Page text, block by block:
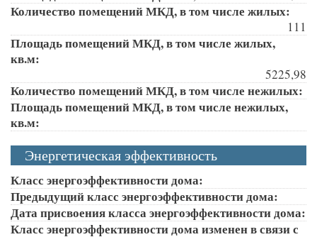
Количество помещений МКД, в том числе жилых:
111
Площадь помещений МКД, в том числе жилых,
кв.м:
5225,98
Количество помещений МКД, в том числе нежилых:
Площадь помещений МКД, в том числе нежилых,
кв.м:
Энергетическая эффективность
Класс энергоэффективности дома:
Предыдущий класс энергоэффективности дома:
Дата присвоения класса энергоэффективности дома:
Класс энергоэффективности дома изменен в связи с